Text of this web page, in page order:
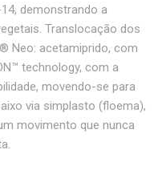
demonstrando a
Translocação dos
Neo: acetamiprido, com
technology, com a
movendo-se para
via simplasto (floema),
movimento que nunca